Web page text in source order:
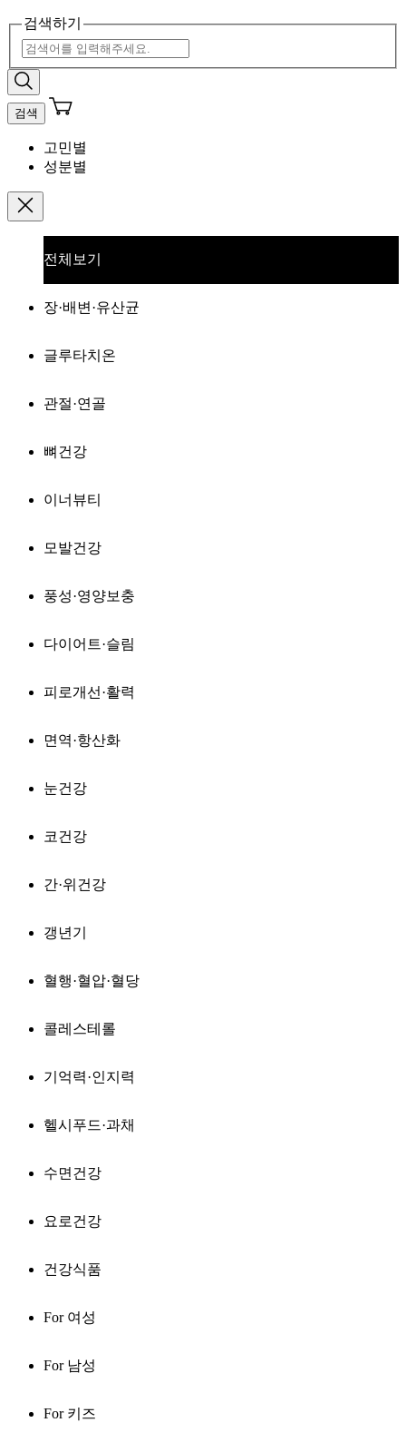
검색하기
검색
고민별
성분별
전체보기
장·배변·유산균
글루타치온
관절·연골
뼈건강
이너뷰티
모발건강
풍성·영양보충
다이어트·슬림
피로개선·활력
면역·항산화
눈건강
코건강
간·위건강
갱년기
혈행·혈압·혈당
콜레스테롤
기억력·인지력
헬시푸드·과채
수면건강
요로건강
건강식품
For 여성
For 남성
For 키즈